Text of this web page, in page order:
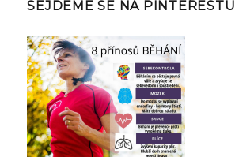
SEJDEME SE NA PINTERESTU